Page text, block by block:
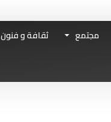
مجتمع ثقافة و فنون